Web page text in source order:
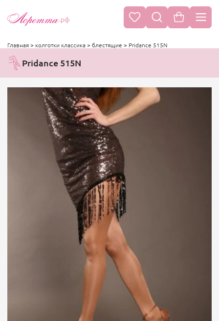
.рф
Главная> колготки классика> блестящие > Pridance 515N
Pridance 515N